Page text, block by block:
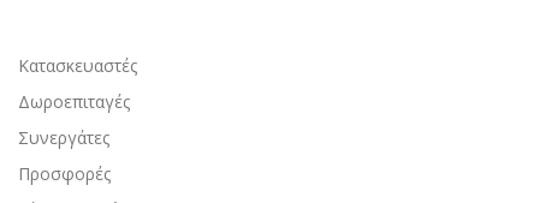
Κατασκευαστές
Δωροεπιταγές
Συνεργάτες
Προσφορές